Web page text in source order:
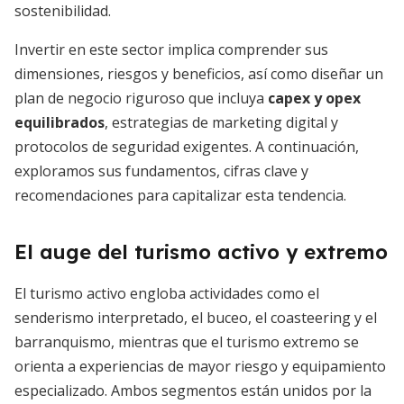
sostenibilidad.
Invertir en este sector implica comprender sus
dimensiones, riesgos y beneficios, así como diseñar un
plan de negocio riguroso que incluya capex y opex
equilibrados, estrategias de marketing digital y
protocolos de seguridad exigentes. A continuación,
exploramos sus fundamentos, cifras clave y
recomendaciones para capitalizar esta tendencia.
El auge del turismo activo y extremo
El turismo activo engloba actividades como el
senderismo interpretado, el buceo, el coasteering y el
barranquismo, mientras que el turismo extremo se
orienta a experiencias de mayor riesgo y equipamiento
especializado. Ambos segmentos están unidos por la